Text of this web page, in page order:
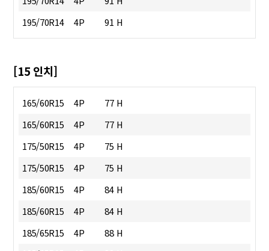
195/70R14
4P 91 H
[15 인치]
165/60R15 4P
77 H
165/60R15
4P
77 H
175/50R15
4P
75 H
175/50R15
4P
75 H
185/60R15
4P
84 H
185/60R15
4P
84 H
185/65R15
4P
88 H